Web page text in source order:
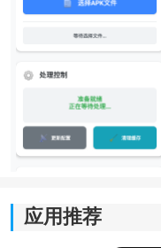
1.自动扫描APK文件
容的分析，有效的将
清除干净。
2.支持预览的功能，
预览，用户可以根据
3.批量操作的功能非
应用推荐